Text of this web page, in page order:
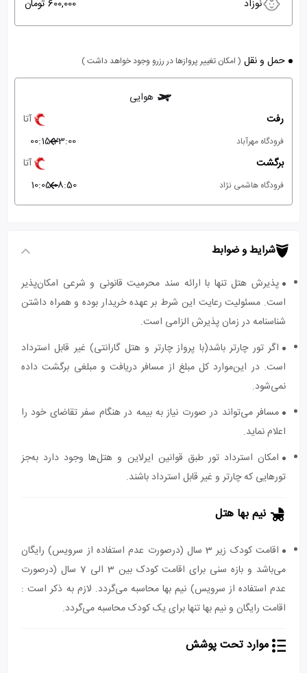
نوزاد 600,000 تومان
حمل و نقل ( امکان تغییر پروازها در رزرو وجود خواهد داشت )
هوایی
رفت
آتا
فرودگاه مهرآباد 23:00
00:15
برگشت
آتا
فرودگاه هاشمی نژاد 08:50
10:05
شرایط و ضوابط
پذیرش هتل تنها با ارائه سند محرمیت قانونی و شرعی امکان‌پذیر
است. مسئولیت رعایت این شرط بر عهده خریدار بوده و همراه داشتن
شناسنامه در زمان پذیرش الزامی است.
اگر تور چارتر باشد(با پرواز چارتر و هتل گارانتی) غیر قابل استرداد
است. در این‌موارد کل مبلغ از مسافر دریافت و مبلغی برگشت داده
نمی‌شود.
مسافر می‌تواند در صورت نیاز به بیمه در هنگام سفر تقاضای خود را
اعلام نماید.
امکان استرداد تور طبق قوانین ایرلاین و هتل‌ها وجود دارد به‌جز
تورهایی که چارتر و غیر قابل استرداد باشند.
نیم بها هتل
اقامت کودک زیر 3 سال (درصورت عدم استفاده از سرویس) رایگان
می‌باشد و بازه سنی برای اقامت کودک بین 3 الی 7 سال (درصورت
عدم استفاده از سرویس) نیم بها محاسبه می‌گردد. لازم به ذکر است :
اقامت رایگان و نیم بها تنها برای یک کودک محاسبه می‌گردد.
موارد تحت پوشش